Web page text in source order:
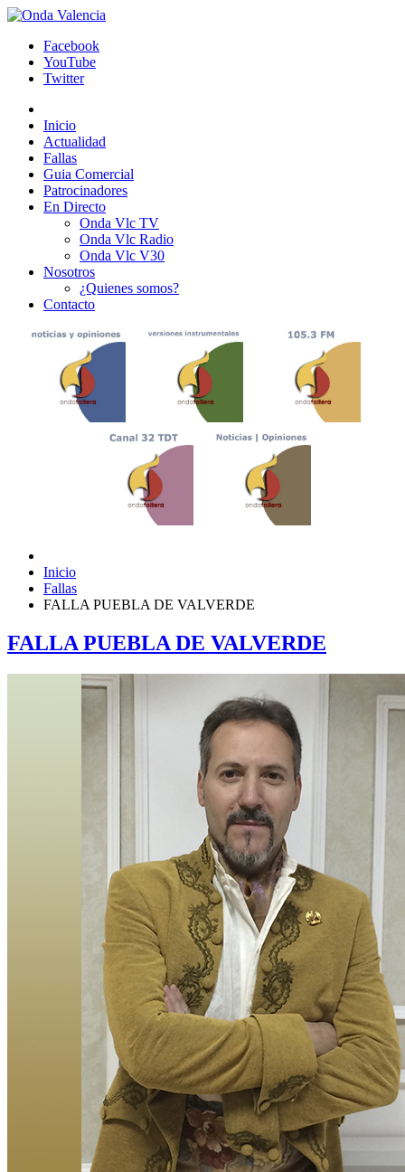
Facebook
YouTube
Twitter
Inicio
Actualidad
Fallas
Guia Comercial
Patrocinadores
En Directo
Onda Vlc TV
Onda Vlc Radio
Onda Vlc V30
Nosotros
¿Quienes somos?
Contacto
Inicio
Fallas
FALLA PUEBLA DE VALVERDE
FALLA PUEBLA DE VALVERDE